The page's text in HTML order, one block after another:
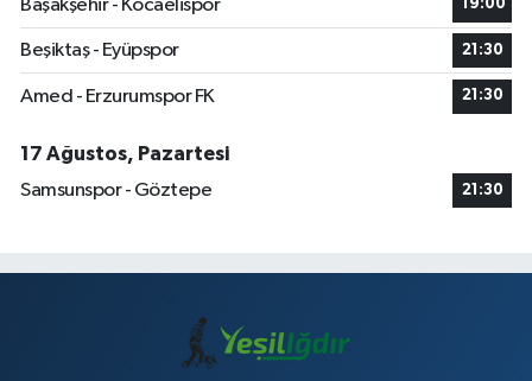
Başakşehir - Kocaelispor
19:00
Beşiktaş - Eyüpspor 21:30
Amed - Erzurumspor FK 21:30
17 Ağustos, Pazartesi
Samsunspor - Göztepe
21:30